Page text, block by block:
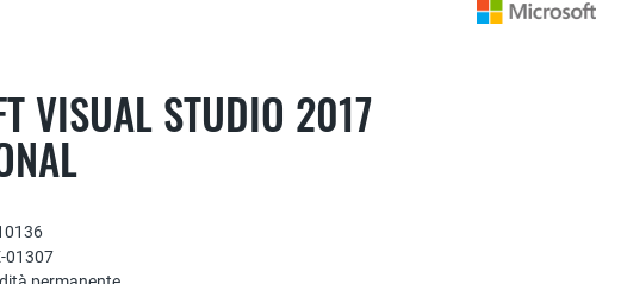
VISUAL STUDIO 2017
01307